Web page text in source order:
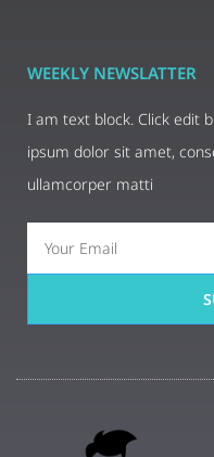
WEEKLY NEWSLATTER
I am text block. Click edit
ipsum dolor sit amet,
ullamcorper matti